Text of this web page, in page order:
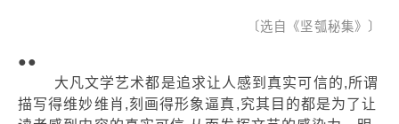
〔选自《坚瓠秘集》〕
●●
大凡文学艺术都是追求让人感到真实可信的,所谓
描写得维妙维肖,刻画得形象逼真,究其目的都是为了让